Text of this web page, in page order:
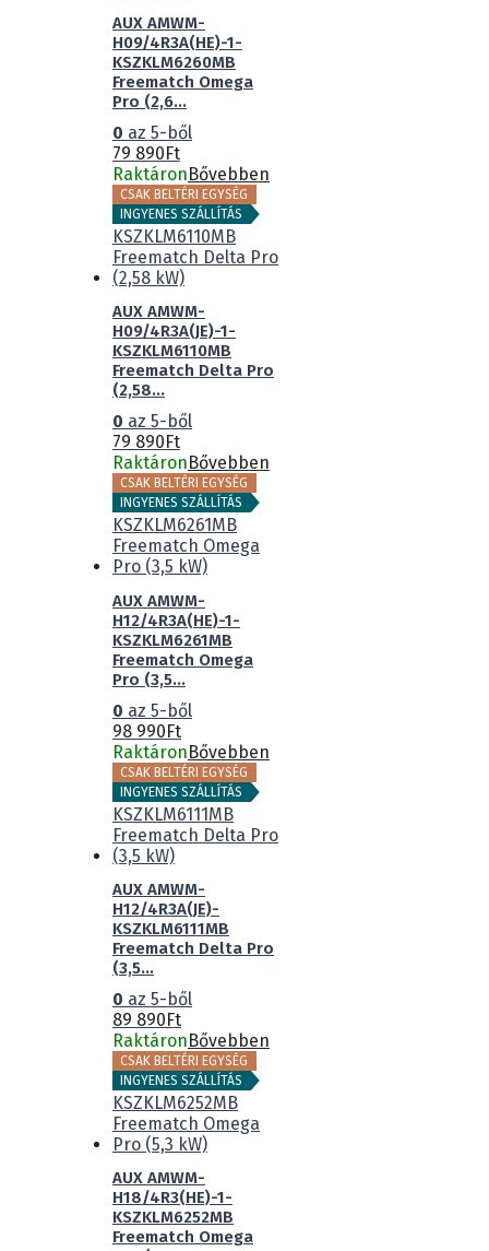
AUX AMWM-
H09/4R3A(HE)-1-
KSZKLM6260MB
Freematch Omega
Pro (2,6...
0 az 5-ből
79 890Ft
RaktáronBővebben
CSAK BELTÉRI EGYSÉG
INGYENES SZÁLLÍTÁS
AUX AMWM-
H09/4R3A(JE)-1-
KSZKLM6110MB
Freematch Delta Pro
(2,58...
0 az 5-ből
79 890Ft
RaktáronBővebben
CSAK BELTÉRI EGYSÉG
INGYENES SZÁLLÍTÁS
AUX AMWM-
H12/4R3A(HE)-1-
KSZKLM6261MB
Freematch Omega
Pro (3,5...
0 az 5-ből
98 990Ft
RaktáronBővebben
CSAK BELTÉRI EGYSÉG
INGYENES SZÁLLÍTÁS
AUX AMWM-
H12/4R3A(JE)-
KSZKLM6111MB
Freematch Delta Pro
(3,5...
0 az 5-ből
89 890Ft
RaktáronBővebben
CSAK BELTÉRI EGYSÉG
INGYENES SZÁLLÍTÁS
AUX AMWM-
H18/4R3(HE)-1-
KSZKLM6252MB
Freematch Omega